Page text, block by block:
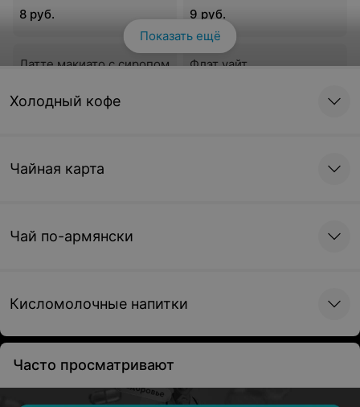
8 руб. 9 руб.
Латте макиато с сиропом
клубника, малина, ваниль,
кокос, карамель, мята,
Флэт уайт
Показать ещё
Холодный кофе
Чайная карта
Чай по-армянски
Кисломолочные напитки
Часто просматривают